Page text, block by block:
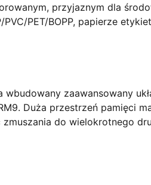
przyjaznym dla
PET/BOPP, papierze
zaawansowany
Duża przestrzeń pamięci
do wielokrotnego